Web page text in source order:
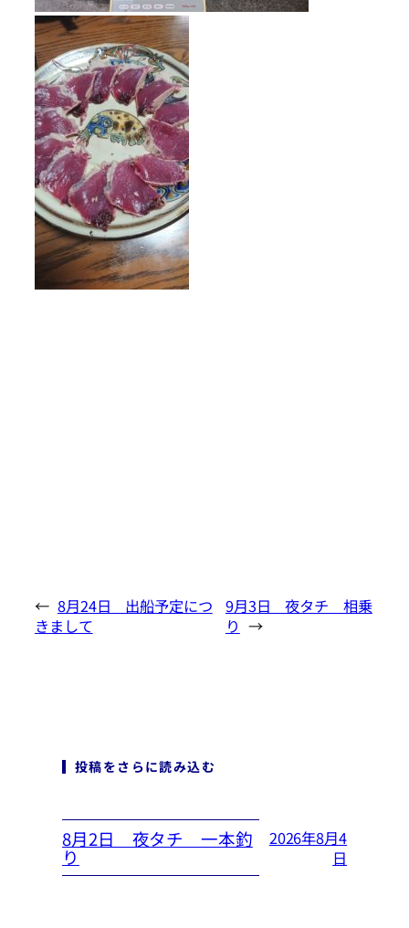
← 8月24日 出船予定につ
きまして
9月3日 夜タチ 相乗
り →
投稿をさらに読み込む
8月2日 夜タチ 一本釣
り
2026年8月4
日